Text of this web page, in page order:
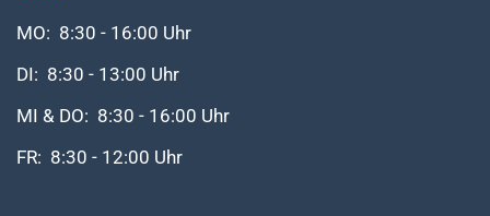
MO: 8:30 - 16:00 Uhr
DI: 8:30 - 13:00 Uhr
MI & DO: 8:30 - 16:00 Uhr
FR: 8:30 - 12:00 Uhr